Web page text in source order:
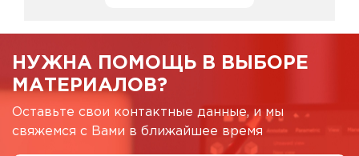
НУЖНА ПОМОЩЬ В ВЫБОРЕ
МАТЕРИАЛОВ?
Оставьте свои контактные данные, и мы
свяжемся с Вами в ближайшее время